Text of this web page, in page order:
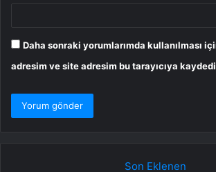
Daha sonraki yorumlarımda kullanılması
adresim ve site adresim bu tarayıcıya
Son Eklenen